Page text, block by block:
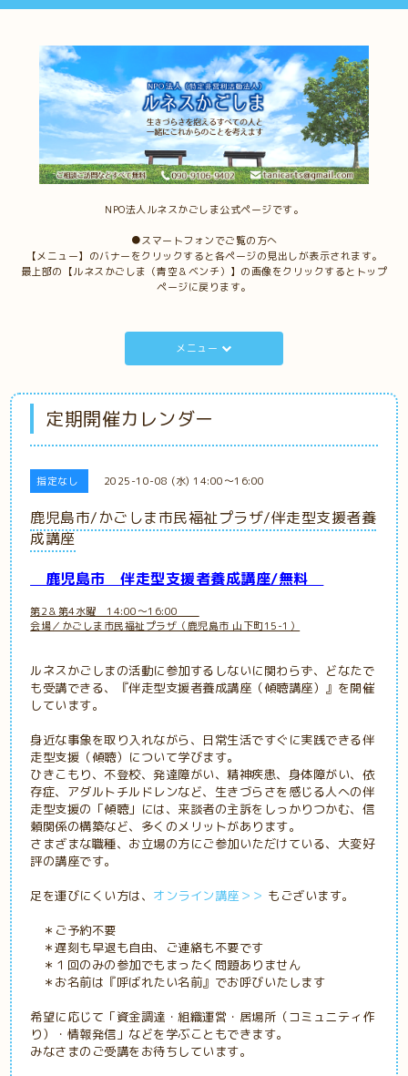
NPO法人ルネスかごしま公式ページです。
●スマートフォンでご覧の方へ
【メニュー】のバナーをクリックすると各ページの見出しが表示されます。
最上部の【ルネスかごしま（青空＆ベンチ）】の画像をクリックするとトップ
ページに戻ります。
メニュー
定期開催カレンダー
指定なし 2025-10-08 (水) 14:00～16:00
鹿児島市/かごしま市民福祉プラザ/伴走型支援者養
成講座
鹿児島市伴走型支援者養成講座/無料
第2＆第4水曜 14:00～16:00
会場／かごしま市民福祉プラザ（鹿児島市 山下町15-1）
ルネスかごしまの活動に参加するしないに関わらず、どなたで
も受講できる、『伴走型支援者養成講座（傾聴講座）』を開催
しています。
身近な事象を取り入れながら、日常生活ですぐに実践できる伴
走型支援（傾聴）について学びます。
ひきこもり、不登校、発達障がい、精神疾患、身体障がい、依
存症、アダルトチルドレンなど、生きづらさを感じる人への伴
走型支援の「傾聴」には、来談者の主訴をしっかりつかむ、信
頼関係の構築など、多くのメリットがあります。
さまざまな職種、お立場の方にご参加いただけている、大変好
評の講座です。
足を運びにくい方は、 オンライン講座＞＞ もございます。
＊ご予約不要
＊遅刻も早退も自由、ご連絡も不要です
＊１回のみの参加でもまったく問題ありません
＊お名前は『呼ばれたい名前』でお呼びいたします
希望に応じて「資金調達・組織運営・居場所（コミュニティ作
り）・情報発信」などを学ぶこともできます。
みなさまのご受講をお待ちしています。